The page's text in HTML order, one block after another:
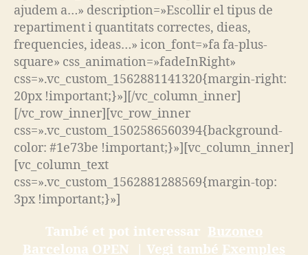
ajudem a…» description=»Escollir el tipus de
repartiment i quantitats correctes, dieas,
frequencies, ideas…» icon_font=»fa fa-plus-
square» css_animation=»fadeInRight»
css=».vc_custom_1562881141320{margin-right:
20px !important;}»][/vc_column_inner]
[/vc_row_inner][vc_row_inner
css=».vc_custom_1502586560394{background-
color: #1e73be !important;}»][vc_column_inner]
[vc_column_text
css=».vc_custom_1562881288569{margin-top:
3px !important;}»]
També et pot interessar Buzoneo
Barcelona OPEN | Vegi també Exemples